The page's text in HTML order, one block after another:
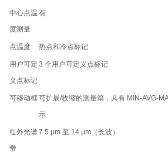
中心点温
度测量
有
点温度 热点和冷点标记
用户可定
义点标记
3 个用户可定义点标记
可移动框可扩展/收缩的测量箱，具有 MIN-AVG-
示
红外光谱
带
7.5 μm 至 14 μm（长波）